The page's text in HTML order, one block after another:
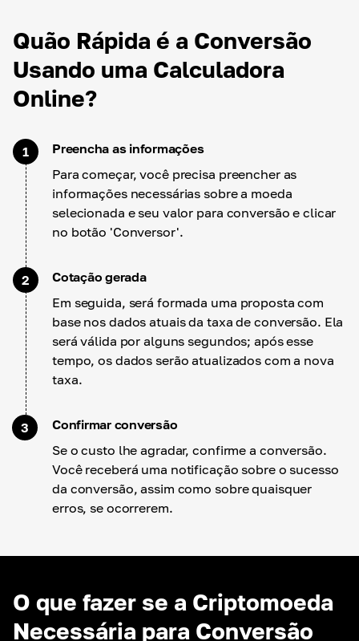
Quão Rápida é a Conversão
Usando uma Calculadora
Online?
1
Preencha as informações
Para começar, você precisa preencher as
informações necessárias sobre a moeda
selecionada e seu valor para conversão e clicar
no botão 'Conversor'.
2
Cotação gerada
Em seguida, será formada uma proposta com
base nos dados atuais da taxa de conversão. Ela
será válida por alguns segundos; após esse
tempo, os dados serão atualizados com a nova
taxa.
3
Confirmar conversão
Se o custo lhe agradar, confirme a conversão.
Você receberá uma notificação sobre o sucesso
da conversão, assim como sobre quaisquer
erros, se ocorrerem.
O que fazer se a Criptomoeda
Necessária para Conversão